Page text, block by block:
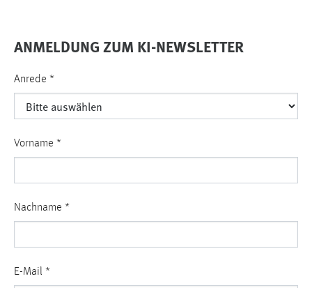
ANMELDUNG ZUM KI-NEWSLETTER
Anrede *
Vorname *
Nachname *
E-Mail *
Sie tun dies, indem sie Besucher über Websites
Google Ads
Name:
Anbieter:
Zweck:
Cookie Laufzeit: